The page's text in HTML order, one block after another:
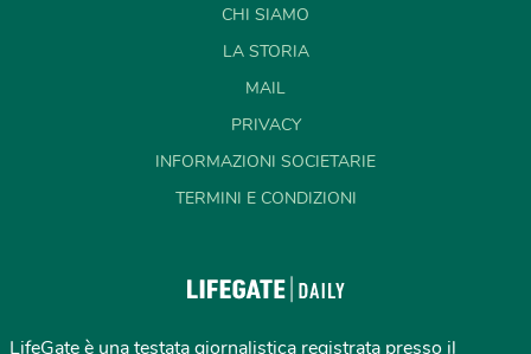
CHI SIAMO
LA STORIA
MAIL
PRIVACY
INFORMAZIONI SOCIETARIE
TERMINI E CONDIZIONI
LifeGate è una testata giornalistica registrata presso il